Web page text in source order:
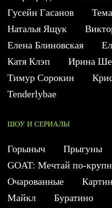
Гусейн Гасанов
Наталья Ящук
Елена Блиновская
Катя Клэп
Ирина
Тимур Сорокин
Tenderlybae
ШОУ И СЕРИАЛЫ
Горыныч
Прыгуны
GOAT: Мечтай по-
Очарованные
Майкл
Буратино